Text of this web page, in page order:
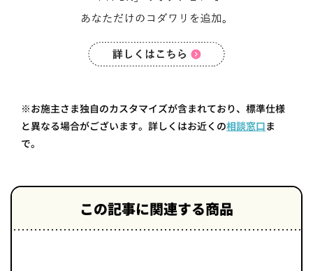
※お施主さま独自のカスタマイズが含まれており、標準仕様
と異なる場合がございます。詳しくはお近くの相談窓口ま
で。
この記事に関連する商品